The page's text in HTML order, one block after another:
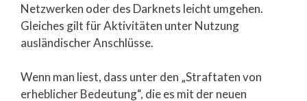
Netzwerken oder des Darknets leicht umgehen.
Gleiches gilt für Aktivitäten unter Nutzung
ausländischer Anschlüsse.
Wenn man liest, dass unter den „Straftaten von
erheblicher Bedeutung“, die es mit der neuen